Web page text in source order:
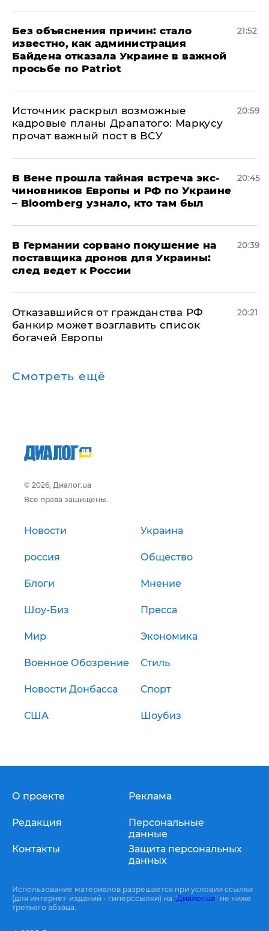
Без объяснения причин: стало
известно, как администрация
Байдена отказала Украине в важной
просьбе по Patriot
21:52
​Источник раскрыл возможные
кадровые планы Драпатого: Маркусу
прочат важный пост в ВСУ
20:59
В Вене прошла тайная встреча экс-
чиновников Европы и РФ по Украине
– Bloomberg узнало, кто там был
20:45
​В Германии сорвано покушение на
поставщика дронов для Украины:
след ведет к России
20:39
Отказавшийся от гражданства РФ
банкир может возглавить список
богачей Европы
20:21
Смотреть ещё
© 2026, Диалог.ua
Все права защищены.
Новости Украина
россия Общество
Блоги Мнение
Шоу-Биз Пресса
Мир Экономика
Военное Обозрение Стиль
Новости Донбасса Спорт
США Шоубиз
О проекте
Редакция
Контакты
Реклама
Персональные
данные
Защита персональных
данных
Использование материалов разрешается при условии ссылки
(для интернет-изданий - гиперссылки) на "Диалог.ua" не ниже
третьего абзаца.